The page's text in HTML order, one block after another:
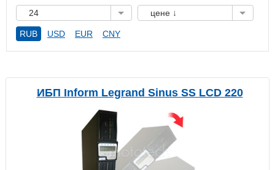
24
цене ↓
RUB USD EUR CNY
ИБП Inform Legrand Sinus SS LCD 220